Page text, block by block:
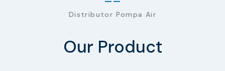
Distributor Pompa Air
Our Product